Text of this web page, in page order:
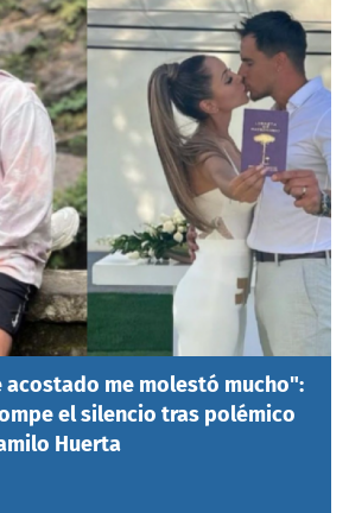
acostado me molestó mucho":
el silencio tras polémico
Huerta